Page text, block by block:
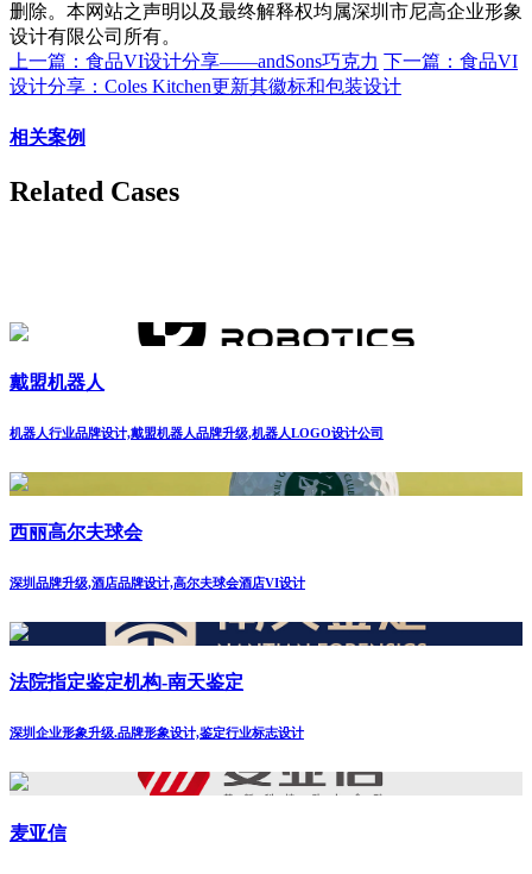
删除。本网站之声明以及最终解释权均属深圳市尼高企业形象
设计有限公司所有。
上一篇：食品VI设计分享——andSons巧克力 下一篇：食品VI
设计分享：Coles Kitchen更新其徽标和包装设计
相关案例
Related Cases
戴盟机器人
机器人行业品牌设计,戴盟机器人品牌升级,机器人LOGO设计公司
西丽高尔夫球会
深圳品牌升级,酒店品牌设计,高尔夫球会酒店VI设计
法院指定鉴定机构-南天鉴定
深圳企业形象升级.品牌形象设计,鉴定行业标志设计
麦亚信